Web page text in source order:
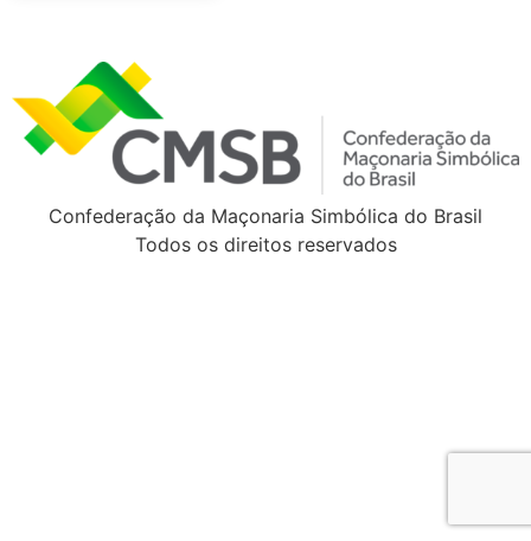
Confederação da Maçonaria Simbólica do Brasil
Todos os direitos reservados